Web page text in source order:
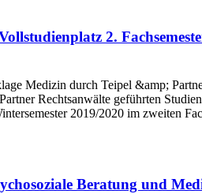
2.
Rechtsanwälte geführten
2019/2020 im zweiten
Beratung und